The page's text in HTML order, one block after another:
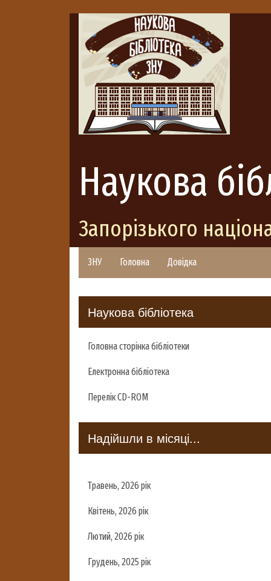
Наукова
Запорізького
ЗНУ Головна Довідка
Наукова бібліотека
Головна сторінка бібліотеки
Електронна бібліотека
Перелік CD-ROM
Надійшли в місяці...
Травень, 2026 рік
Квітень, 2026 рік
Лютий, 2026 рік
Грудень, 2025 рік